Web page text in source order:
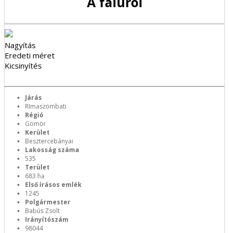
Nagyítás
Eredeti méret
Kicsinyítés
Járás
RImaszombati
Régió
Gömör
Kerület
Besztercebányai
Lakosság száma
535
Terület
683 ha
Első írásos emlék
1245
Polgármester
Babús Zsolt
Irányítószám
98044